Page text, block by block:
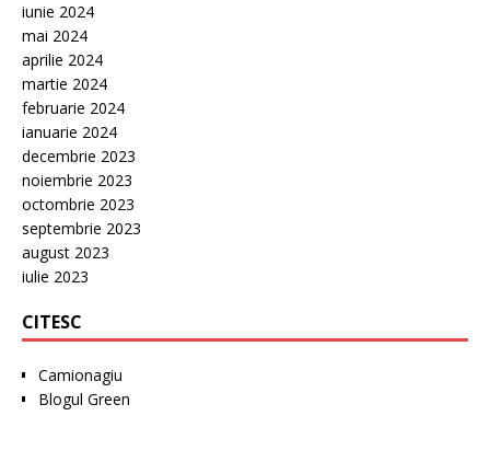
iunie 2024
mai 2024
aprilie 2024
martie 2024
februarie 2024
ianuarie 2024
decembrie 2023
noiembrie 2023
octombrie 2023
septembrie 2023
august 2023
iulie 2023
CITESC
Camionagiu
Blogul Green